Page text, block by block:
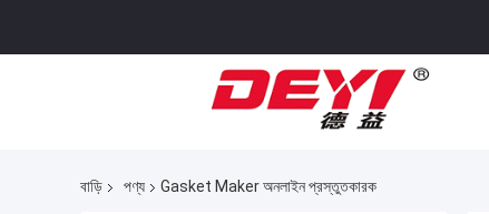
বাড়ি পণ্য Gasket Maker অনলাইন প্রস্তুতকারক